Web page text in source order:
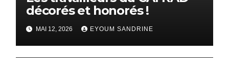
décorés et honorés !
MAI 12, 2026 EYOUM SANDRINE